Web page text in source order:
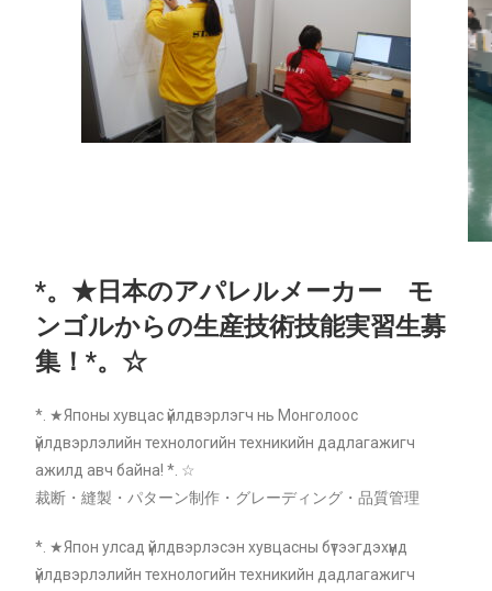
*。★日本のアパレルメーカー モ
ンゴルからの生産技術技能実習生募
集！*。☆
*. ★Японы хувцас үйлдвэрлэгч нь Монголоос
үйлдвэрлэлийн технологийн техникийн дадлагажигч
ажилд авч байна! *. ☆
裁断・縫製・パターン制作・グレーディング・品質管理
*. ★Япон улсад үйлдвэрлэсэн хувцасны бүтээгдэхүүнд
үйлдвэрлэлийн технологийн техникийн дадлагажигч